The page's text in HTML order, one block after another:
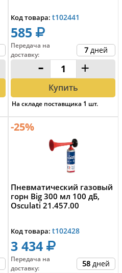
Код товара: t102441
585
Передача на
доставку: 7 дней
- +
Купить
На складе поставщика 1 шт.
-25%
Пневматический газовый
горн Big 300 мл 100 дБ,
Osculati 21.457.00
Код товара: t102428
3 434
Передача на
доставку: 58 дней